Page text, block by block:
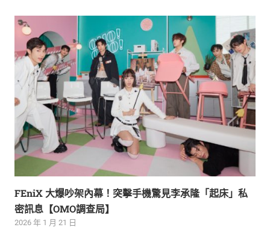
FEniX 大爆吵架內幕！突擊手機驚見李承隆「起床」私
密訊息【OMO調查局】
2026 年 1 月 21 日